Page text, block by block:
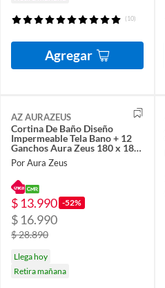
(10)
Agregar
AZ AURAZEUS
Cortina De Baño Diseño
Impermeable Tela Bano + 12
Ganchos Aura Zeus 180 x 180
Cm
Por Aura Zeus
$ 13.990 -52%
$ 16.990
$ 28.890
Llega hoy
Retira mañana